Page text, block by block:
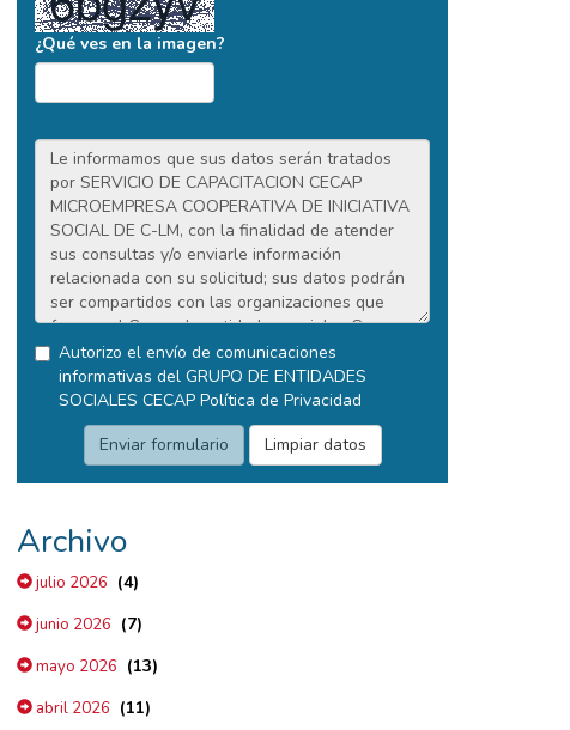
¿Qué ves en la imagen?
Autorizo el envío de comunicaciones
informativas del GRUPO DE ENTIDADES
SOCIALES CECAP Política de Privacidad
Archivo
julio 2026 (4)
junio 2026 (7)
mayo 2026 (13)
abril 2026 (11)